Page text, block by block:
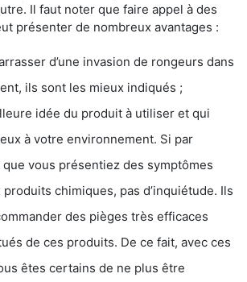
Il faut noter que faire appel à des
présenter de nombreux avantages :
d’une invasion de rongeurs dans
ils sont les mieux indiqués ;
idée du produit à utiliser et qui
à votre environnement. Si par
vous présentiez des symptômes
produits chimiques, pas d’inquiétude. Ils
des pièges très efficaces
de ces produits. De ce fait, avec ces
êtes certains de ne plus être